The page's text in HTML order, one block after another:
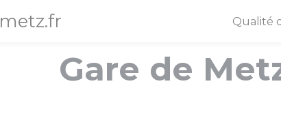
metz.fr Qualité
Gare de